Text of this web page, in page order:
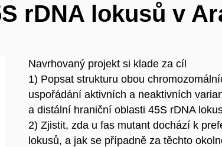
rDNA lokusů v
Navrhovaný projekt si klade za cíl
1) Popsat strukturu obou
uspořádání aktivních a neaktivních
a distální hraniční oblasti 45S rDNA
2) Zjistit, zda u fas mutant dochází k
lokusů, a jak se případně za těchto